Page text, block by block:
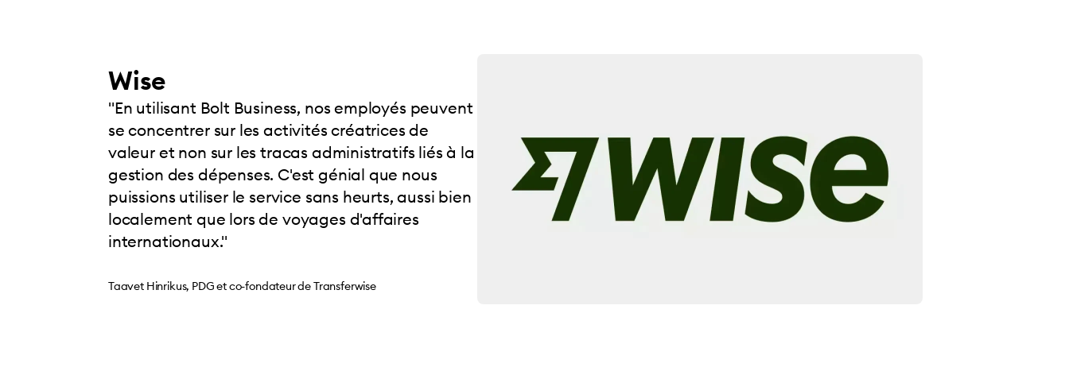
Wise
"En utilisant Bolt Business, nos employés peuvent
se concentrer sur les activités créatrices de
valeur et non sur les tracas administratifs liés à la
gestion des dépenses. C'est génial que nous
puissions utiliser le service sans heurts, aussi bien
localement que lors de voyages d'affaires
internationaux."
Taavet Hinrikus, PDG et co-fondateur de Transferwise